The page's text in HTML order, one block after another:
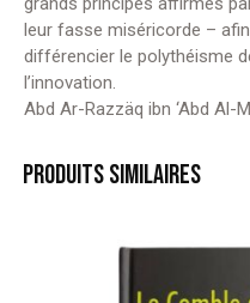
leur fasse miséricorde –
différencier le polythéisme
l’innovation.
Abd Ar-Razzäq ibn ‘Abd Al-
PRODUITS SIMILAIRES